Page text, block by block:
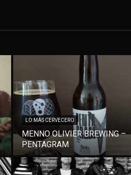
LO MÁS CERVECERO
MENNO OLIVIER BREWING –
PENTAGRAM